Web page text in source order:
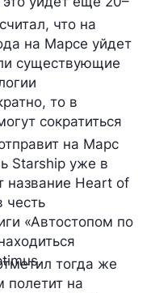
что на
на Марсе уйдет
существующие
то в
сократиться
на Марс
Starship уже в
название Heart of
честь
«Автостопом по
тогда же
полетит на